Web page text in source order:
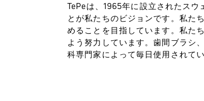
TePeは、1965年に設立されたス
とが私たちのビジョンです。私た
めることを目指しています。私た
よう努力しています。歯間ブラシ
科専門家によって毎日使用されてい